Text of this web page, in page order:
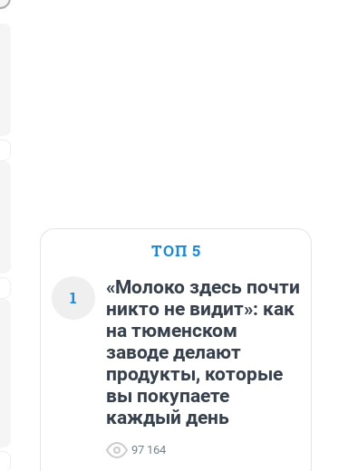
ТОП 5
1
«Молоко здесь почти
никто не видит»: как
на тюменском
заводе делают
продукты, которые
вы покупаете
каждый день
97 164